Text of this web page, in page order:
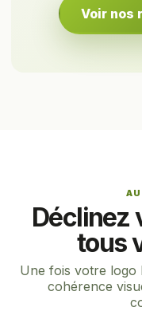
Voir nos
Déclinez
tous
Une fois votre logo
cohérence